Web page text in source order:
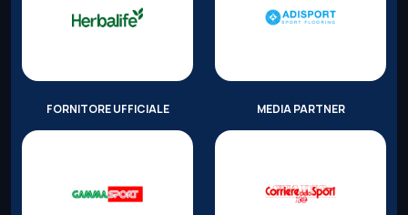
FORNITORE UFFICIALE MEDIA PARTNER